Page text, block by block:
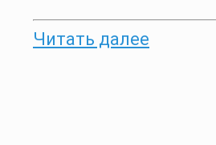
Читать далее